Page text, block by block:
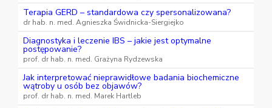
Terapia GERD – standardowa czy spersonalizowana?
dr hab. n. med. Agnieszka Świdnicka-Siergiejko
Diagnostyka i leczenie IBS – jakie jest optymalne
postępowanie?
prof. dr hab. n. med. Grażyna Rydzewska
Jak interpretować nieprawidłowe badania biochemiczne
wątroby u osób bez objawów?
prof. dr hab. n. med. Marek Hartleb